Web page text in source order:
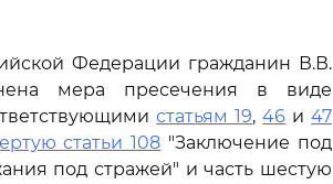
Федерации гражданин В.В.
мера пресечения в виде
статьям 19,46 и47
статьи 108 "Заключение под
под стражей" и часть шестую